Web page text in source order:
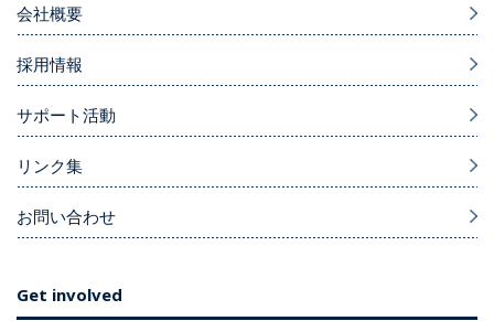
会社概要
採用情報
サポート活動
リンク集
お問い合わせ
Get involved